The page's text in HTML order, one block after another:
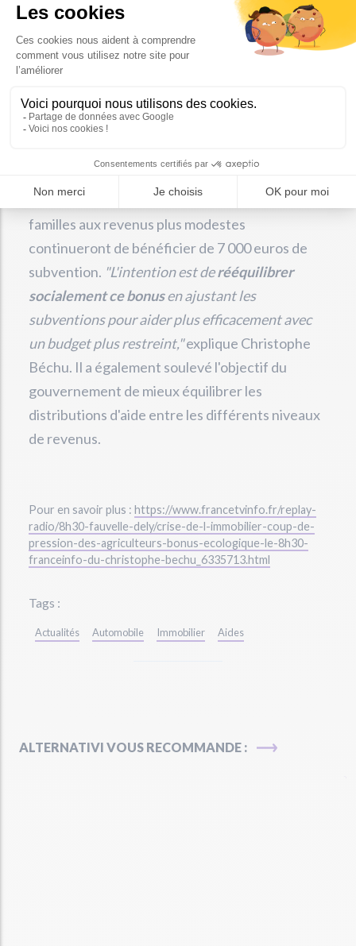
Ajustement du bonus
écologique pour les
véhicules électriques
La répartition du
verront leur aide diminuer, tandis que les
familles aux revenus plus modestes
continueront de bénéficier de 7 000 euros de
subvention. "L'intention est derééquilibrer
socialement ce bonusen ajustant les
subventions pour aider plus efficacement avec
un budget plus restreint,"explique Christophe
Béchu. Il a également soulevé l'objectif du
gouvernement de mieux équilibrer les
distributions d'aide entre les différents niveaux
de revenus.
Pour en savoir plus : https://www.francetvinfo.fr/replay-
radio/8h30-fauvelle-dely/crise-de-l-immobilier-coup-de-
pression-des-agriculteurs-bonus-ecologique-le-8h30-
franceinfo-du-christophe-bechu_6335713.html
Tags :
Actualités Automobile Immobilier Aides
ALTERNATIVI VOUS RECOMMANDE :